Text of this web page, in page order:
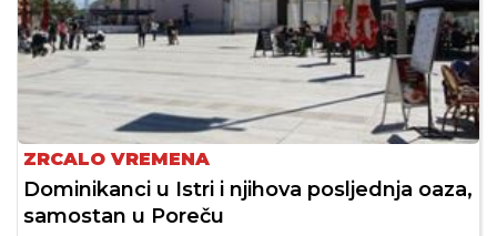
ZRCALO VREMENA
Dominikanci u Istri i njihova posljednja oaza,
samostan u Poreču